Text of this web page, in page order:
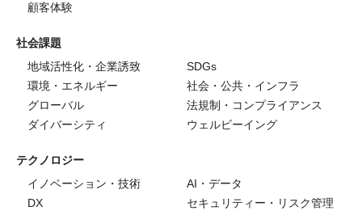
顧客体験
社会課題
地域活性化・企業誘致
SDGs
環境・エネルギー
社会・公共・インフラ
グローバル
法規制・コンプライアンス
ダイバーシティ
ウェルビーイング
テクノロジー
イノベーション・技術
AI・データ
DX
セキュリティー・リスク管理